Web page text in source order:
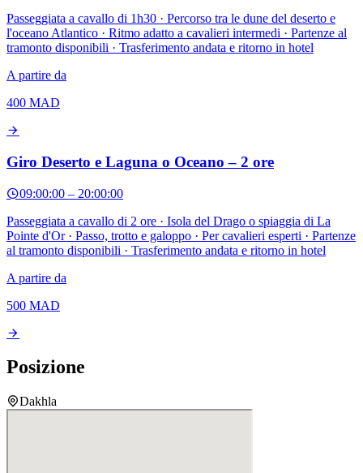
Passeggiata a cavallo di 1h30 · Percorso tra le dune del deserto e
l'oceano Atlantico · Ritmo adatto a cavalieri intermedi · Partenze al
tramonto disponibili · Trasferimento andata e ritorno in hotel
A partire da
400 MAD
Giro Deserto e Laguna o Oceano – 2 ore
09:00:00 – 20:00:00
Passeggiata a cavallo di 2 ore · Isola del Drago o spiaggia di La
Pointe d'Or · Passo, trotto e galoppo · Per cavalieri esperti · Partenze
al tramonto disponibili · Trasferimento andata e ritorno in hotel
A partire da
500 MAD
Posizione
Dakhla